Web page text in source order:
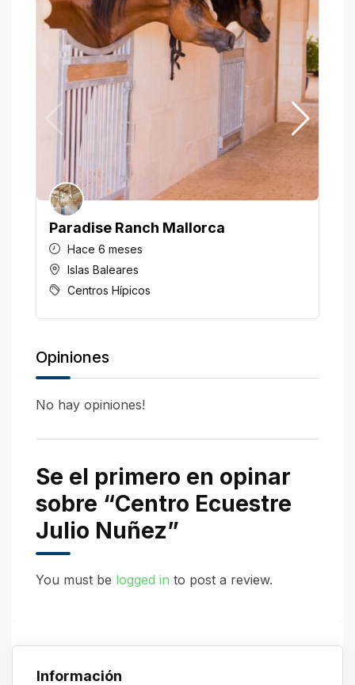
Paradise Ranch Mallorca
Hace 6 meses
Islas Baleares
Centros Hípicos
Opiniones
No hay opiniones!
Se el primero en opinar
sobre “Centro Ecuestre
Julio Nuñez”
You must be logged in to post a review.
Información